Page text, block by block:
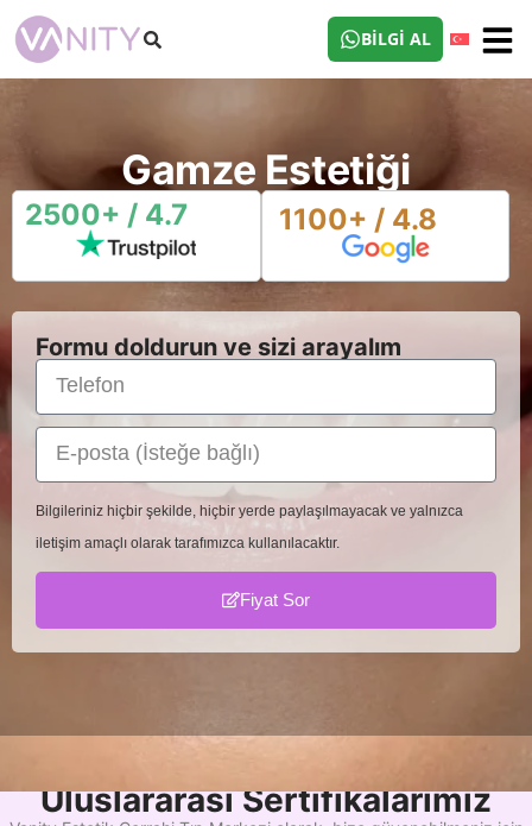
BILGI AL
Gamze Estetiği
2500+ / 4.7 1100+ / 4.8
Formu doldurun ve sizi arayalım
Bilgileriniz hiçbir şekilde, hiçbir yerde paylaşılmayacak ve yalnızca
iletişim amaçlı olarak tarafımızca kullanılacaktır.
Fiyat Sor
Uluslararası Sertifikalarımız